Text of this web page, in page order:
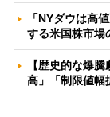
「NYダウは高
する米国株市
【歴史的な爆
高」「制限値